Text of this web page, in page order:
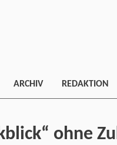
ARCHIV REDAKTION
ohne